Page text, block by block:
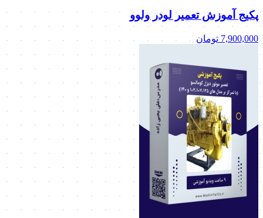
پکیج آموزش تعمیر لودر ولوو
7,900,000 تومان